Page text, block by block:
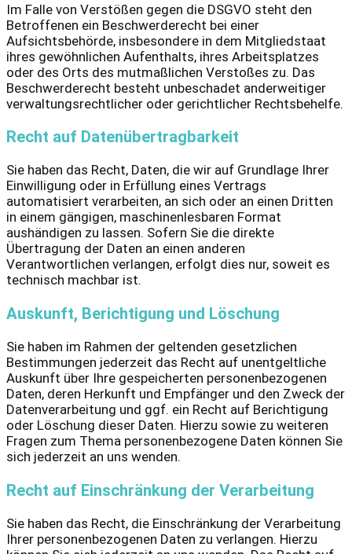
Im Falle von Verstößen gegen die DSGVO steht den
Betroffenen ein Beschwerderecht bei einer
Aufsichtsbehörde, insbesondere in dem Mitgliedstaat
ihres gewöhnlichen Aufenthalts, ihres Arbeitsplatzes
oder des Orts des mutmaßlichen Verstoßes zu. Das
Beschwerderecht besteht unbeschadet anderweitiger
verwaltungsrechtlicher oder gerichtlicher Rechtsbehelfe.
Recht auf Daten­übertrag­barkeit
Sie haben das Recht, Daten, die wir auf Grundlage Ihrer
Einwilligung oder in Erfüllung eines Vertrags
automatisiert verarbeiten, an sich oder an einen Dritten
in einem gängigen, maschinenlesbaren Format
aushändigen zu lassen. Sofern Sie die direkte
Übertragung der Daten an einen anderen
Verantwortlichen verlangen, erfolgt dies nur, soweit es
technisch machbar ist.
Auskunft, Berichtigung und Löschung
Sie haben im Rahmen der geltenden gesetzlichen
Bestimmungen jederzeit das Recht auf unentgeltliche
Auskunft über Ihre gespeicherten personenbezogenen
Daten, deren Herkunft und Empfänger und den Zweck der
Datenverarbeitung und ggf. ein Recht auf Berichtigung
oder Löschung dieser Daten. Hierzu sowie zu weiteren
Fragen zum Thema personenbezogene Daten können Sie
sich jederzeit an uns wenden.
Recht auf Einschränkung der Verarbeitung
Sie haben das Recht, die Einschränkung der Verarbeitung
Ihrer personenbezogenen Daten zu verlangen. Hierzu